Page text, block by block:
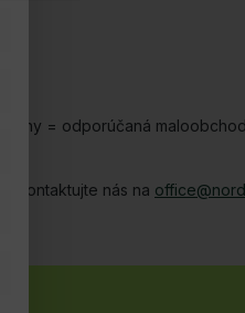
= odporúčaná
kontaktujte nás na